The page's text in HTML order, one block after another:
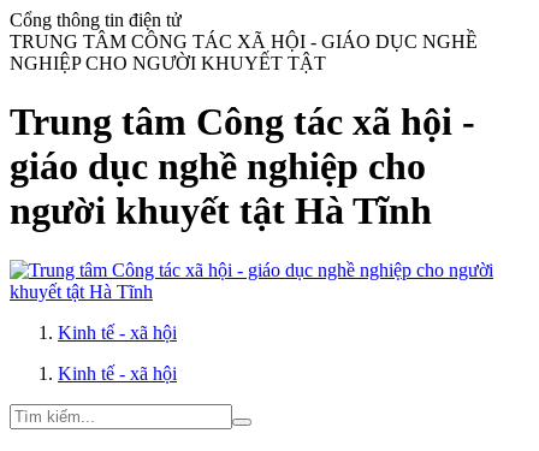
Cổng thông tin điện tử
TRUNG TÂM CÔNG TÁC XÃ HỘI - GIÁO DỤC NGHỀ
NGHIỆP CHO NGƯỜI KHUYẾT TẬT
Trung tâm Công tác xã hội -
giáo dục nghề nghiệp cho
người khuyết tật Hà Tĩnh
Kinh tế - xã hội
Kinh tế - xã hội